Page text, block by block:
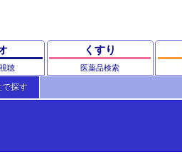
聴
くすり
医薬品検索
で探す